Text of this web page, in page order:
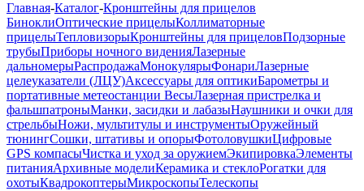
Главная-Каталог-Кронштейны для прицелов
БиноклиОптические прицелыКоллиматорные
прицелыТепловизорыКронштейны для прицеловПодзорные
трубыПриборы ночного виденияЛазерные
дальномерыРаспродажаМонокулярыФонариЛазерные
целеуказатели (ЛЦУ)Аксессуары для оптикиБарометры и
портативные метеостанции ВесыЛазерная пристрелка и
фальшпатроныМанки, засидки и лабазыНаушники и очки для
стрельбыНожи, мультитулы и инструментыОружейный
тюнингСошки, штативы и опорыФотоловушкиЦифровые
GPS компасыЧистка и уход за оружиемЭкипировкаЭлементы
питанияАрхивные моделиКерамика и стеклоРогатки для
охотыКвадрокоптерыМикроскопыТелескопы